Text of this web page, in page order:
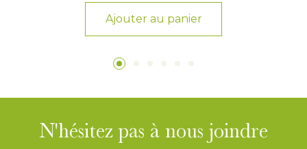
Ajouter au panier
N'hésitez pas à nous joindre